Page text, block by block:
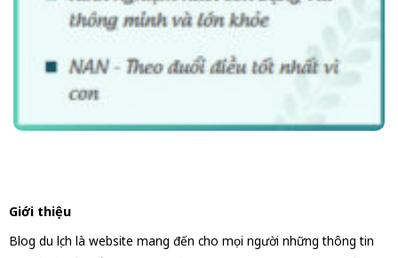
Giới thiệu
Blog du lịch là website mang đến cho mọi người những thông tin